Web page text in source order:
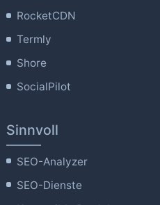
RocketCDN
Termly
Shore
SocialPilot
Sinnvoll
SEO-Analyzer
SEO-Dienste